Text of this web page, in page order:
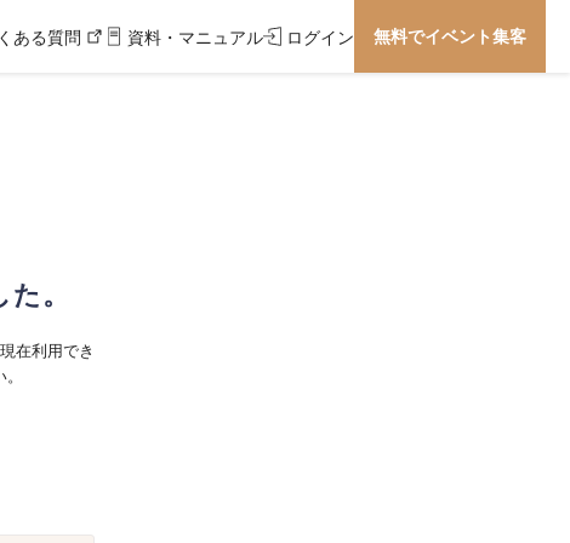
ある質問 資料・マニュアル ログイン 無料でイベント集客
。
在利用でき